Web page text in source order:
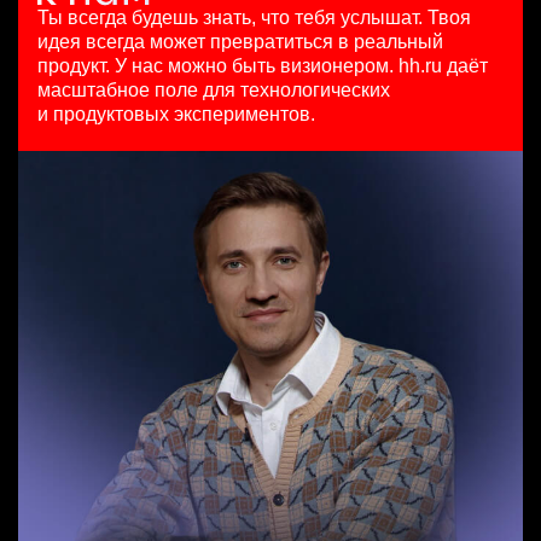
7 авг. 2026
150000 ₽
Ярославль
HeadHunter::Коммерческий департамент
125000 - 175000 ₽
Ярославль
Специалист телемаркетинга
HeadHunter::Телефонные продажи
29 июл. 2026
450000 ₽
Москва
Ты всегда будешь знать, что тебя услышат. Твоя
идея всегда может превратиться в реальный
продукт. У нас можно быть визионером. hh.ru даёт
масштабное поле для технологических
и продуктовых экспериментов.